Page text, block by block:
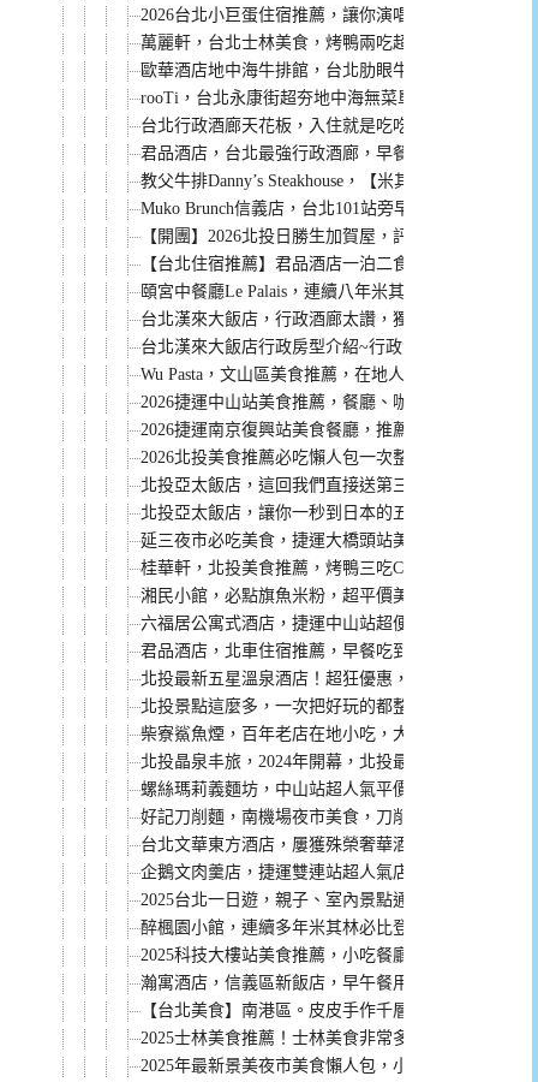
2026台北小巨蛋住宿推薦，讓你演唱會結束輕鬆回飯
萬麗軒，台北士林美食，烤鴨兩吃超推薦！
歐華酒店地中海牛排館，台北肋眼牛排天花板，老饕
rooTi，台北永康街超夯地中海無菜單料理餐廳，健
台北行政酒廊天花板，入住就是吃吃喝喝到退房~ 推
君品酒店，台北最強行政酒廊，早餐無限次吃到12點
教父牛排Danny’s Steakhouse，【米其林一星推薦】
Muko Brunch信義店，台北101站旁早午餐，餐點評價
【開團】2026北投日勝生加賀屋，評價超高，住宿
【台北住宿推薦】君品酒店一泊二食：保證訂位米
頤宮中餐廳Le Palais，連續八年米其林三星餐廳，必
台北漢來大飯店，行政酒廊太讚，獨家優惠專案太狂
台北漢來大飯店行政房型介紹~行政酒廊貴賓軒太讚
Wu Pasta，文山區美食推薦，在地人都愛這一家。被
2026捷運中山站美食推薦，餐廳、咖啡廳、小吃懶人
2026捷運南京復興站美食餐廳，推薦必吃懶人包
2026北投美食推薦必吃懶人包一次整理給你
北投亞太飯店，這回我們直接送第三人免費入住含早
北投亞太飯店，讓你一秒到日本的五星溫泉飯店！
延三夜市必吃美食，捷運大橋頭站美食懶人包
桂華軒，北投美食推薦，烤鴨三吃CP值超高，而且停
湘民小館，必點旗魚米粉，超平價美味的餐廳
六福居公寓式酒店，捷運中山站超便利可以停車的住
君品酒店，北車住宿推薦，早餐吃到12點，還有台北
北投最新五星溫泉酒店！超狂優惠，第三、四人真的
北投景點這麼多，一次把好玩的都整理給你喔！
柴寮鯊魚煙，百年老店在地小吃，大龍峒市場必吃美
北投晶泉丰旅，2024年開幕，北投最新五星溫泉飯店
螺絲瑪莉義麵坊，中山站超人氣平價義大利麵，點餐
好記刀削麵，南機場夜市美食，刀削麵、炒餅、小菜
台北文華東方酒店，屢獲殊榮奢華酒店！
企鵝文肉羹店，捷運雙連站超人氣店家，30多年老店
2025台北一日遊，親子、室內景點通通有，搭捷運就
醉楓園小館，連續多年米其林必比登推介。必點菜單
2025科技大樓站美食推薦，小吃餐廳都有
瀚寓酒店，信義區新飯店，早午餐用餐空間美，買一
【台北美食】南港區。皮皮手作千層蛋糕 後山埤站
2025士林美食推薦！士林美食非常多，搭捷運到士林
2025年最新景美夜市美食懶人包，小吃、餐廳都有，